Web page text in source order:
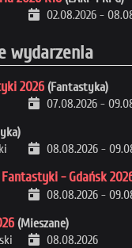
02.08.2026 -
wydarzenia
2026 (Fantastyka)
07.08.2026 -
08.08.2026 -
- Gdańsk
08.08.2026 -
(Mieszane)
08.08.2026